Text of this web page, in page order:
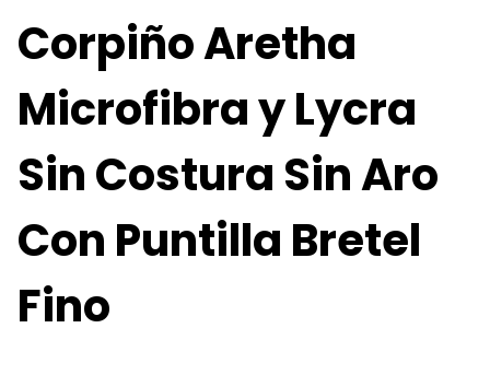
Corpiño Aretha
Microfibra y Lycra
Sin Costura Sin Aro
Con Puntilla Bretel
Fino